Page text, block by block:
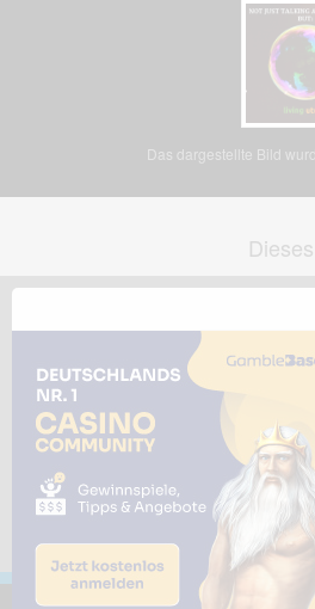
Das dargestellte Bild
Dir
mit